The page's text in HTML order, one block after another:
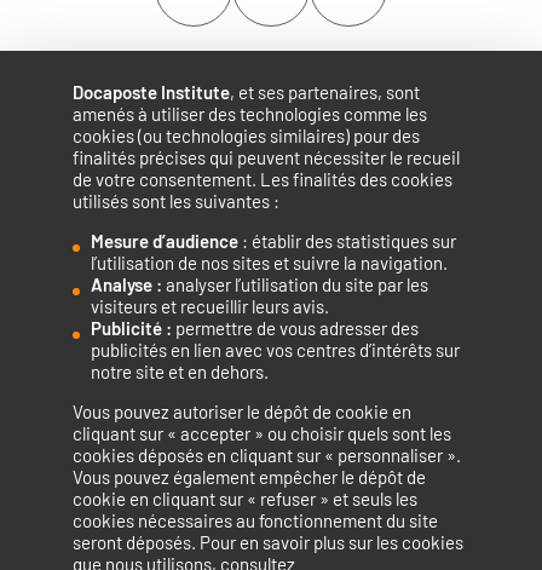
Docaposte Institute, et ses partenaires, sont
amenés à utiliser des technologies comme les
cookies (ou technologies similaires) pour des
finalités précises qui peuvent nécessiter le recueil
de votre consentement. Les finalités des cookies
utilisés sont les suivantes :
Mesure d’audience : établir des statistiques sur
l’utilisation de nos sites et suivre la navigation.
Analyse : analyser l’utilisation du site par les
visiteurs et recueillir leurs avis.
Publicité : permettre de vous adresser des
publicités en lien avec vos centres d’intérêts sur
notre site et en dehors.
Vous pouvez autoriser le dépôt de cookie en
cliquant sur « accepter » ou choisir quels sont les
cookies déposés en cliquant sur « personnaliser ».
Vous pouvez également empêcher le dépôt de
cookie en cliquant sur « refuser » et seuls les
cookies nécessaires au fonctionnement du site
seront déposés. Pour en savoir plus sur les cookies
que nous utilisons, consultez
Accélérateur de compétences numériques.
La certification qualité a été délivrée au titre de la catégorie
d’action suivante : ACTIONS DE FORMATION